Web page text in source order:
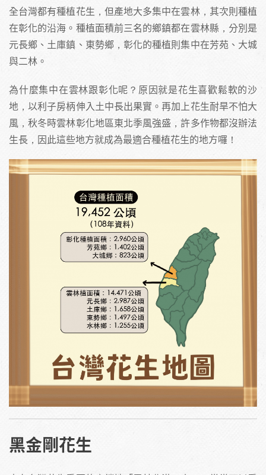
全台灣都有種植花生，但產地大多集中在雲林，其次則種植
在彰化的沿海。種植面積前三名的鄉鎮都在雲林縣，分別是
元長鄉、土庫鎮、東勢鄉，彰化的種植則集中在芳苑、大城
與二林。
為什麼集中在雲林跟彰化呢？原因就是花生喜歡鬆軟的沙
地，以利子房柄伸入土中長出果實。再加上花生耐旱不怕大
風，秋冬時雲林彰化地區東北季風強盛，許多作物都沒辦法
生長，因此這些地方就成為最適合種植花生的地方囉！
黑金剛花生